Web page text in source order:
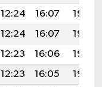
12:24 16:07
19:09
12:24 16:07
19:08
12:23 16:06
19:06
12:23 16:05
19:05